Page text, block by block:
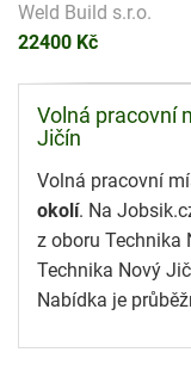
Weld Build s.r.o.
22400 Kč
Volná pracovní
Jičín
Volná pracovní
okolí. Na
z oboru Technika
Technika Nový
Nabídka je